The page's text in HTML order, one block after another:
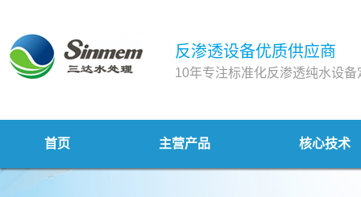
反渗透设备优质供应商
10年专注标准化反渗透纯水设备
首页 主营产品 核心技术